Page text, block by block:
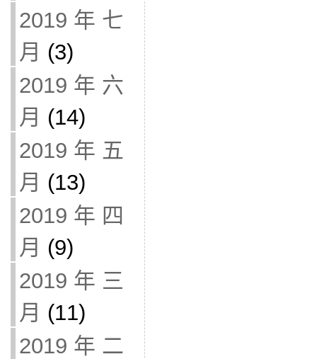
2019 年 七
月 (3)
2019 年 六
月 (14)
2019 年 五
月 (13)
2019 年 四
月 (9)
2019 年 三
月 (11)
2019 年 二